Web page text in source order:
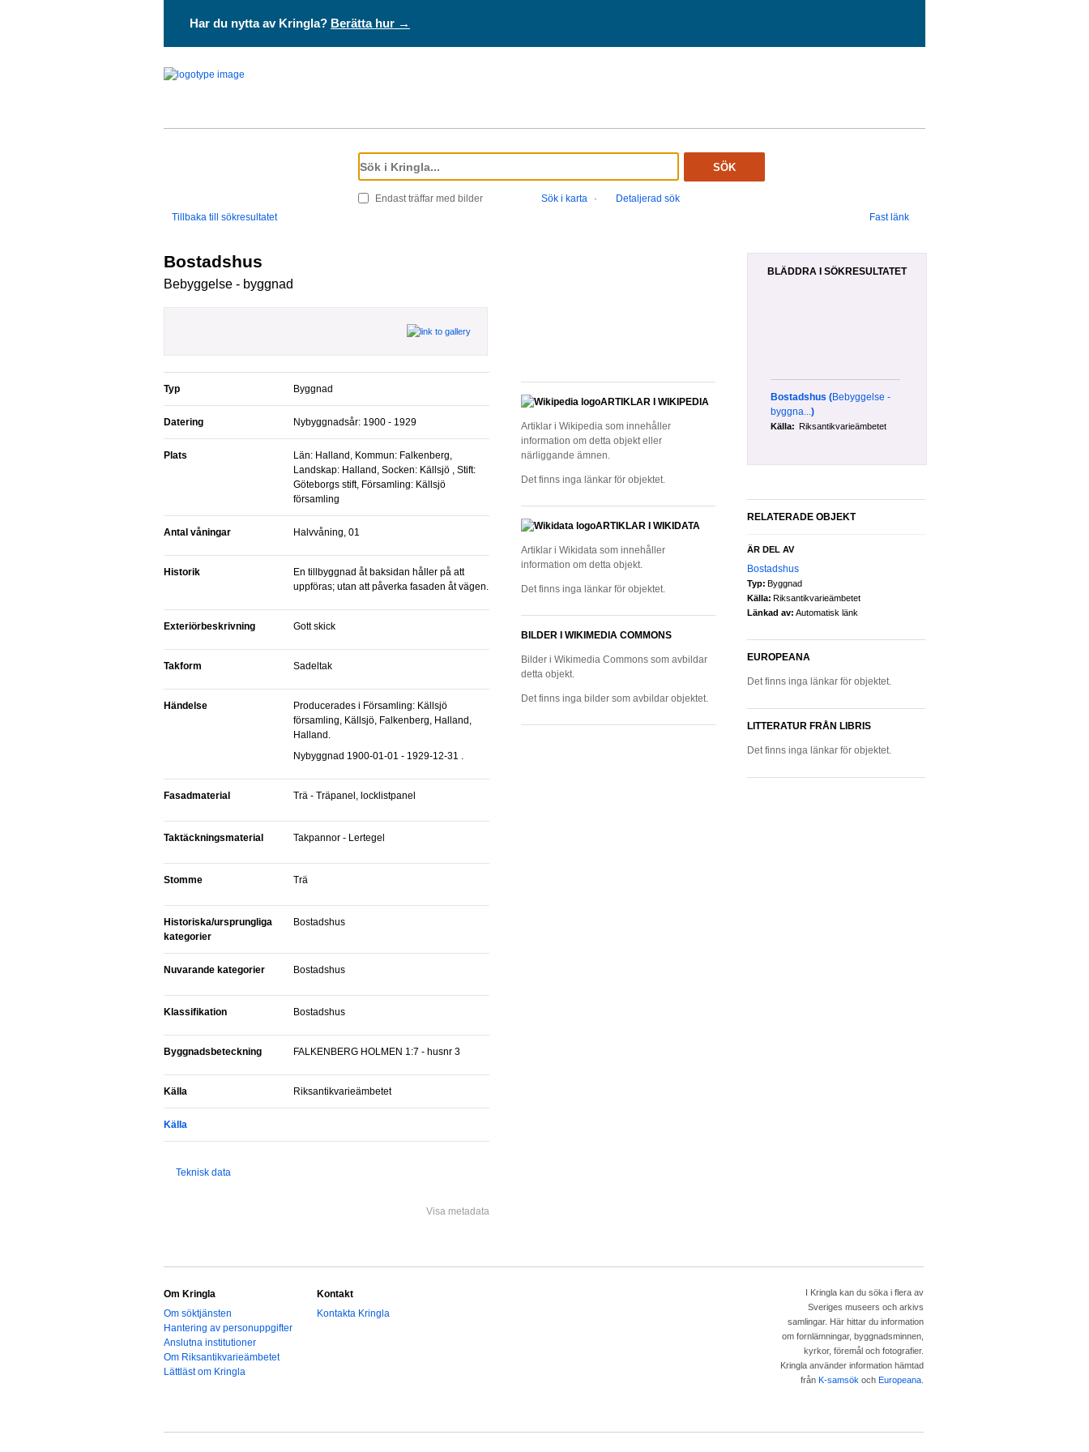
Har du nytta av Kringla? Berätta hur →
SÖK
Endast träffar med bilder Sök i karta ·
Detaljerad sök
Tillbaka till sökresultatet
Fast länk
ARTIKLAR I WIKIPEDIA
Artiklar i Wikipedia som innehåller
information om detta objekt eller
närliggande ämnen.
Det finns inga länkar för objektet.
ARTIKLAR I WIKIDATA
Artiklar i Wikidata som innehåller
information om detta objekt.
Det finns inga länkar för objektet.
BILDER I WIKIMEDIA COMMONS
Bilder i Wikimedia Commons som avbildar
detta objekt.
Det finns inga bilder som avbildar objektet.
Bostadshus
Bebyggelse - byggnad
Typ Byggnad
Datering Nybyggnadsår: 1900 - 1929
Plats
Län: Halland, Kommun: Falkenberg,
Landskap: Halland, Socken: Källsjö , Stift:
Göteborgs stift, Församling: Källsjö
församling
Antal våningar Halvvåning, 01
Historik
En tillbyggnad åt baksidan håller på att
uppföras; utan att påverka fasaden åt vägen.
Exteriörbeskrivning Gott skick
Takform Sadeltak
Händelse
Producerades i Församling: Källsjö
församling, Källsjö, Falkenberg, Halland,
Halland.
Nybyggnad 1900-01-01 - 1929-12-31 .
Fasadmaterial Trä - Träpanel, locklistpanel
Taktäckningsmaterial Takpannor - Lertegel
Stomme Trä
Historiska/ursprungliga
kategorier
Bostadshus
Nuvarande kategorier Bostadshus
Klassifikation Bostadshus
Byggnadsbeteckning FALKENBERG HOLMEN 1:7 - husnr 3
Källa Riksantikvarieämbetet
Källa
Teknisk data
Visa metadata
BLÄDDRA I SÖKRESULTATET
Bostadshus (Bebyggelse -
byggna...)
Källa: Riksantikvarieämbetet
RELATERADE OBJEKT
ÄR DEL AV
Bostadshus
Typ: Byggnad
Källa: Riksantikvarieämbetet
Länkad av: Automatisk länk
EUROPEANA
Det finns inga länkar för objektet.
LITTERATUR FRÅN LIBRIS
Det finns inga länkar för objektet.
Om Kringla
Om söktjänsten
Hantering av personuppgifter
Anslutna institutioner
Om Riksantikvarieämbetet
Lättläst om Kringla
Kontakt
Kontakta Kringla
I Kringla kan du söka i flera av
Sveriges museers och arkivs
samlingar. Här hittar du information
om fornlämningar, byggnadsminnen,
kyrkor, föremål och fotografier.
Kringla använder information hämtad
från K-samsök och Europeana